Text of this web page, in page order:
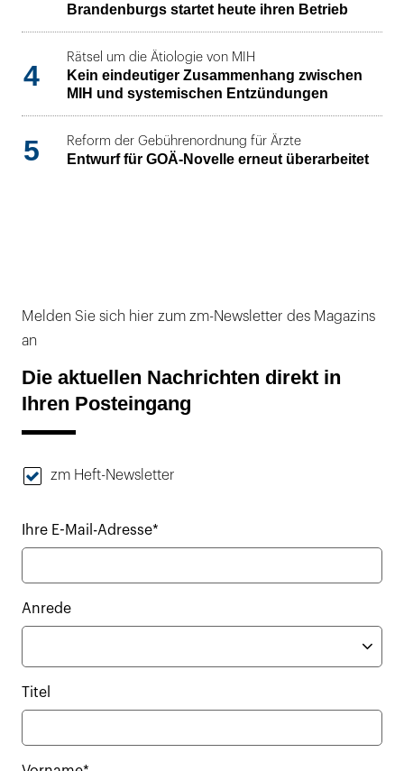
Brandenburgs startet heute ihren Betrieb
4
Rätsel um die Ätiologie von MIH
Kein eindeutiger Zusammenhang zwischen
MIH und systemischen Entzündungen
5 Reform der Gebührenordnung für Ärzte
Entwurf für GOÄ-Novelle erneut überarbeitet
Melden Sie sich hier zum zm-Newsletter des Magazins
an
Die aktuellen Nachrichten direkt in
Ihren Posteingang
zm Heft-Newsletter
Ihre E-Mail-Adresse*
Anrede
Titel